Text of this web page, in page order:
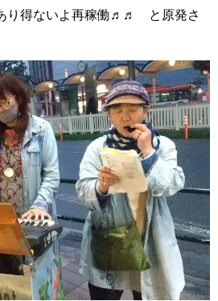
ないよ再稼働♬♬ と原発さ